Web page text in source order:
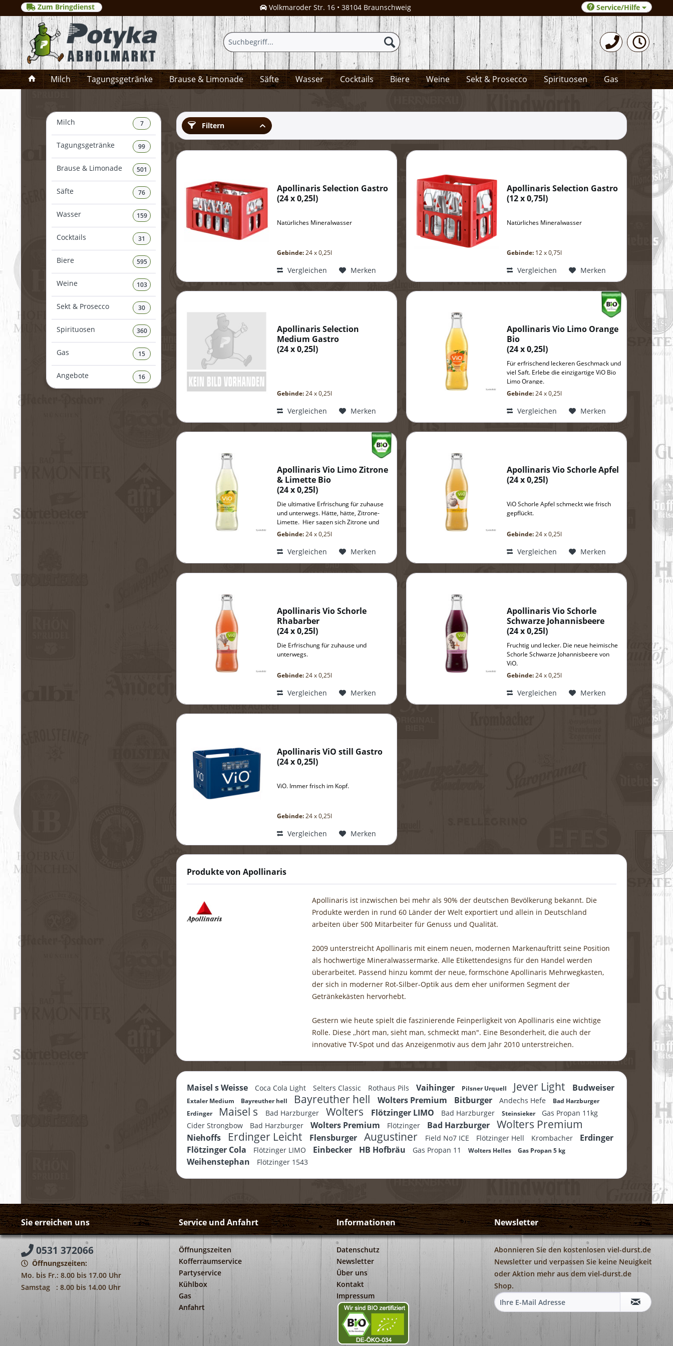
Zum Bringdienst Volkmaroder Str. 16 • 38104 Braunschweig 0531-372066
Service/Hilfe
Milch Tagungsgetränke Brause & Limonade Säfte Wasser Cocktails Biere Weine Sekt & Prosecco Spirituosen Gas
Milch 7
Tagungsgetränke 99
Brause & Limonade 501
Säfte 76
Wasser 159
Cocktails 31
Biere 595
Weine 103
Sekt & Prosecco 30
Spirituosen 360
Gas 15
Angebote 16
Filtern
Apollinaris Selection Gastro
(24 x 0,25l)
Natürliches Mineralwasser
Gebinde:24 x 0,25l
Vergleichen Merken
Apollinaris Selection Gastro
(12 x 0,75l)
Natürliches Mineralwasser
Gebinde: 12 x 0,75l
Vergleichen Merken
Apollinaris Selection
Medium Gastro
(24 x 0,25l)
Gebinde:24 x 0,25l
Vergleichen Merken
Apollinaris Vio Limo Orange
Bio
(24 x 0,25l)
Für erfrischend leckeren Geschmack und
viel Saft. Erlebe die einzigartige ViO Bio
Limo Orange.
Gebinde:24 x 0,25l
Vergleichen Merken
Apollinaris Vio Limo Zitrone
& Limette Bio
(24 x 0,25l)
Die ultimative Erfrischung für zuhause
und unterwegs. Hätte, hätte, Zitrone-
Limette. Hier sagen sich Zitrone und
Limette Guten Tag.
Gebinde:24 x 0,25l
Vergleichen Merken
Apollinaris Vio Schorle Apfel
(24 x 0,25l)
ViO Schorle Apfel schmeckt wie frisch
gepflückt.
Gebinde:24 x 0,25l
Vergleichen Merken
Apollinaris Vio Schorle
Rhabarber
(24 x 0,25l)
Die Erfrischung für zuhause und
unterwegs.
Gebinde:24 x 0,25l
Vergleichen Merken
Apollinaris Vio Schorle
Schwarze Johannisbeere
(24 x 0,25l)
Fruchtig und lecker. Die neue heimische
Schorle Schwarze Johannisbeere von
ViO.
Gebinde:24 x 0,25l
Vergleichen Merken
Apollinaris ViO still Gastro
(24 x 0,25l)
ViO. Immer frisch im Kopf.
Gebinde:24 x 0,25l
Vergleichen Merken
Produkte von Apollinaris
Apollinaris ist inzwischen bei mehr als 90% der deutschen Bevölkerung bekannt. Die
Produkte werden in rund 60 Länder der Welt exportiert und allein in Deutschland
arbeiten über 500 Mitarbeiter für Genuss und Qualität.
2009 unterstreicht Apollinaris mit einem neuen, modernen Markenauftritt seine Position
als hochwertige Mineralwassermarke. Alle Etikettendesigns für den Handel werden
überarbeitet. Passend hinzu kommt der neue, formschöne Apollinaris Mehrwegkasten,
der sich in moderner Rot-Silber-Optik aus dem eher uniformen Segment der
Getränkekästen hervorhebt.
Gestern wie heute spielt die faszinierende Feinperligkeit von Apollinaris eine wichtige
Rolle. Diese ,,hört man, sieht man, schmeckt man". Eine Besonderheit, die auch der
innovative TV-Spot und das Anzeigenmotiv aus dem Jahr 2010 unterstreichen.
Maisel s Weisse Coca Cola Light Selters Classic Rothaus Pils Vaihinger Pilsner Urquell Jever Light Budweiser
Extaler Medium Bayreuther hell Bayreuther hell Wolters Premium Bitburger Andechs Hefe
Bad Harzburger
Erdinger
Maisel s Bad Harzburger Wolters Flötzinger LIMO Bad Harzburger Steinsieker
Gas Propan 11kg
Cider Strongbow
Bad Harzburger Wolters Premium Flötzinger Bad Harzburger Wolters Premium
Niehoffs Erdinger Leicht Flensburger Augustiner Field No7 ICE Flötzinger Hell Krombacher
Erdinger
Flötzinger Cola
Flötzinger LIMO Einbecker HB Hofbräu Gas Propan 11 Wolters Helles Gas Propan 5 kg
Weihenstephan Flötzinger 1543
Sie erreichen uns
0531 372066
Öffnungszeiten:
Mo. bis Fr.: 8.00 bis 17.00 Uhr
Samstag : 8.00 bis 14.00 Uhr
Service und Anfahrt
Öffnungszeiten
Kofferraumservice
Partyservice
Kühlbox
Gas
Anfahrt
Informationen
Datenschutz
Newsletter
Über uns
Kontakt
Impressum
Newsletter
Abonnieren Sie den kostenlosen viel-durst.de
Newsletter und verpassen Sie keine Neuigkeit
oder Aktion mehr aus dem viel-durst.de
Shop.